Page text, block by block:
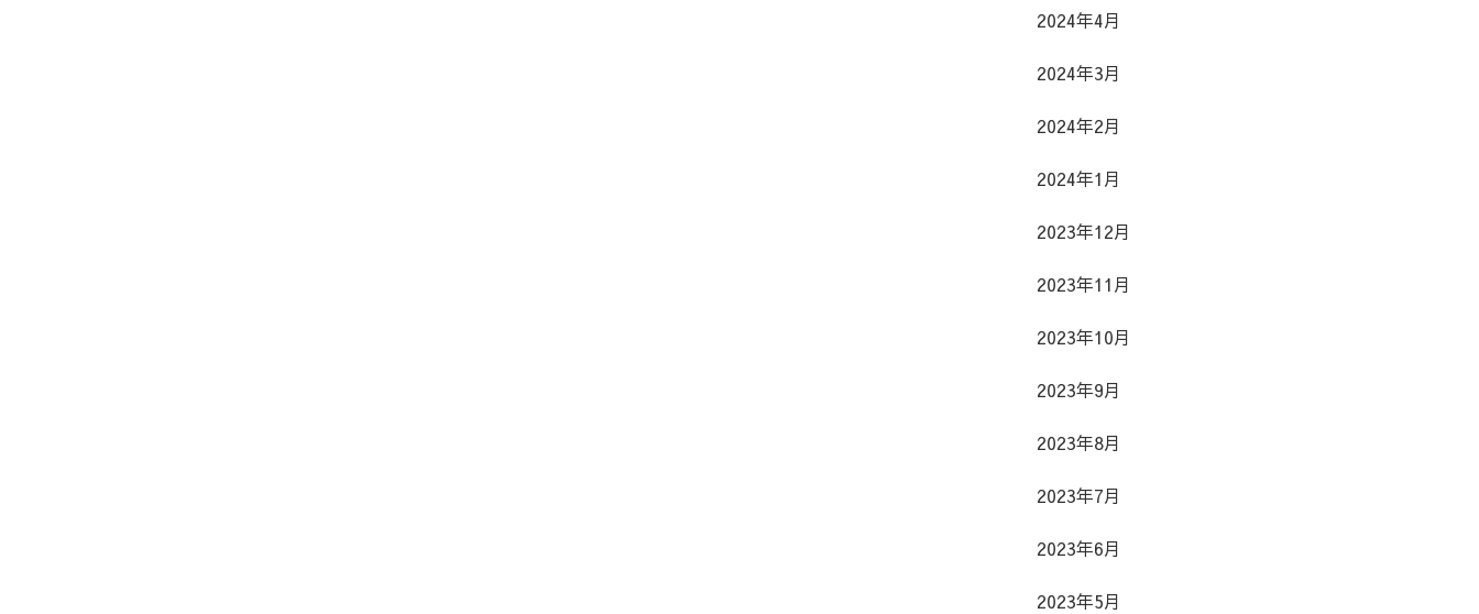
2024年4月
2024年3月
2024年2月
2024年1月
2023年12月
2023年11月
2023年10月
2023年9月
2023年8月
2023年7月
2023年6月
2023年5月